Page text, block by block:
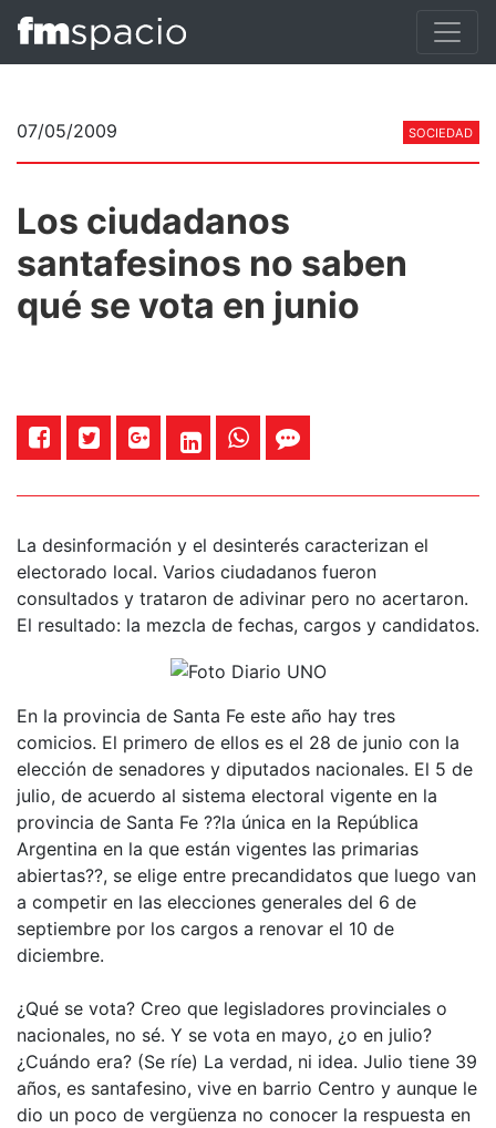
07/05/2009 SOCIEDAD
Los ciudadanos
santafesinos no saben
qué se vota en junio
La desinformación y el desinterés caracterizan el
electorado local. Varios ciudadanos fueron
consultados y trataron de adivinar pero no acertaron.
El resultado: la mezcla de fechas, cargos y candidatos.
En la provincia de Santa Fe este año hay tres
comicios. El primero de ellos es el 28 de junio con la
elección de senadores y diputados nacionales. El 5 de
julio, de acuerdo al sistema electoral vigente en la
provincia de Santa Fe ??la única en la República
Argentina en la que están vigentes las primarias
abiertas??, se elige entre precandidatos que luego van
a competir en las elecciones generales del 6 de
septiembre por los cargos a renovar el 10 de
diciembre.
¿Qué se vota? Creo que legisladores provinciales o
nacionales, no sé. Y se vota en mayo, ¿o en julio?
¿Cuándo era? (Se ríe) La verdad, ni idea. Julio tiene 39
años, es santafesino, vive en barrio Centro y aunque le
dio un poco de vergüenza no conocer la respuesta en